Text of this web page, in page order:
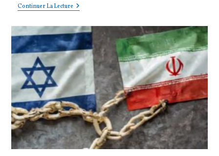
Continuer La LectureSoudan
:
Au
Risque
De
Génocide,
La
France
Et
L’Europe
Doivent
Agir
Immédiatement